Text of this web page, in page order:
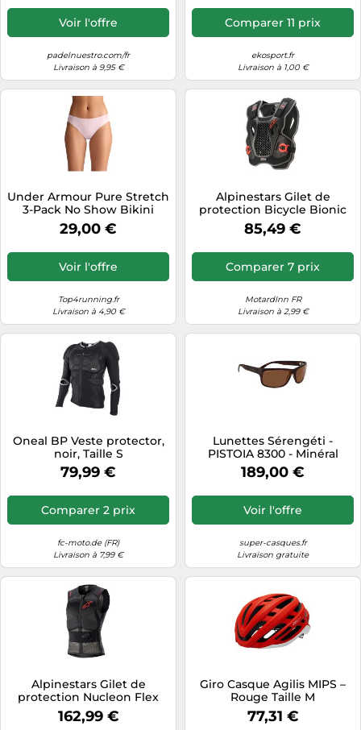
Voir l'offre
padelnuestro.com/fr
Livraison à 9,95 €
Comparer 11 prix
ekosport.fr
Livraison à 1,00 €
Under Armour Pure Stretch
3-Pack No Show Bikini
Sous-vêtements pour
femme M Multicolore
29,00 €
Voir l'offre
Top4running.fr
Livraison à 4,90 €
Alpinestars Gilet de
protection Bicycle Bionic
Action Noir 2XL
85,49 €
Comparer 7 prix
MotardInn FR
Livraison à 2,99 €
Oneal BP Veste protector,
noir, Taille S
79,99 €
Comparer 2 prix
fc-moto.de (FR)
Livraison à 7,99 €
Lunettes Sérengéti -
PISTOIA 8300 - Minéral
Polarisé 555nm Cat.3
189,00 €
Voir l'offre
super-casques.fr
Livraison gratuite
Alpinestars Gilet de
protection Nucleon Flex
Pro Noir Homme Taille XS
162,99 €
Giro Casque Agilis MIPS –
Rouge Taille M
77,31 €